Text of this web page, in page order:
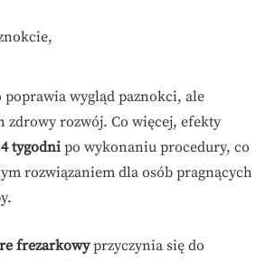
wygląd paznokci, ale
zdrowy rozwój. Co więcej, efekty
4 tygodni po wykonaniu procedury, co
rozwiązaniem dla osób pragnących
frezarkowyprzyczynia się do